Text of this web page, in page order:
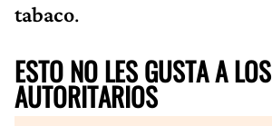
tabaco.
ESTO NO LES GUSTA A LOS
AUTORITARIOS